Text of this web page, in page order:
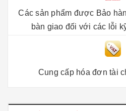
Các sản phẩm được Bảo
bàn giao đối với các lỗi
Cung cấp hóa đơn tài